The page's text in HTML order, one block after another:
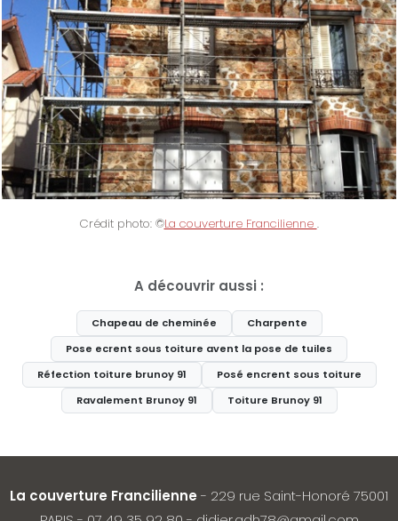
Crédit photo: ©La couverture Francilienne .
A découvrir aussi :
Chapeau de cheminée
Charpente
Pose ecrent sous toiture avent la pose de tuiles
Réfection toiture brunoy 91
Posé encrent sous toiture
Ravalement Brunoy 91
Toiture Brunoy 91
La couverture Francilienne - 229 rue Saint-Honoré 75001